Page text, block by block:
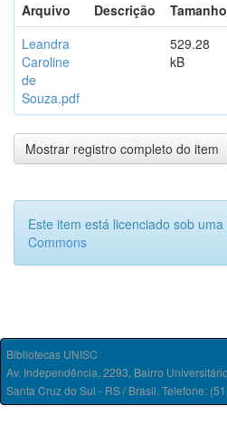
Arquivo
Descrição Tamanho
Leandra
Caroline
de
Souza.pdf
529.28
kB
Mostrar registro completo do item
Este item está licenciado sob uma
Commons
Bibliotecas UNISC
Av. Independência, 2293, Bairro
Santa Cruz do Sul - RS / Brasil. Telefone: